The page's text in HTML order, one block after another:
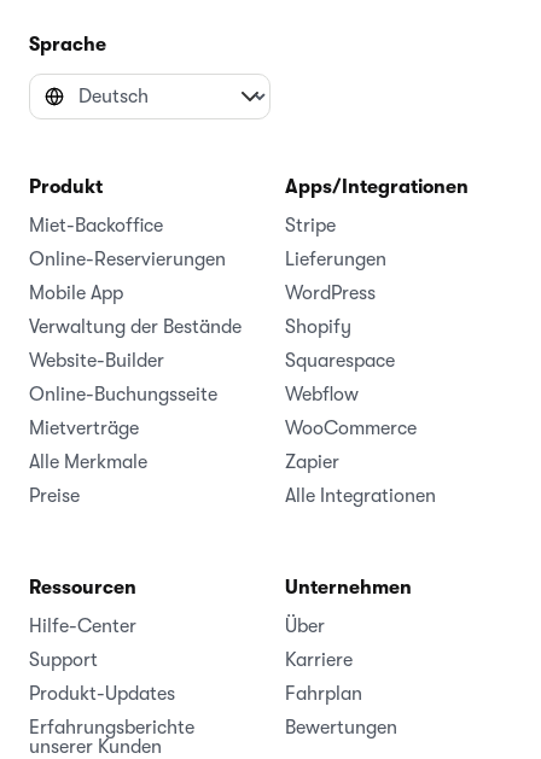
Sprache
Produkt
Miet-Backoffice
Online-Reservierungen
Mobile App
Verwaltung der Bestände
Website-Builder
Online-Buchungsseite
Mietverträge
Alle Merkmale
Preise
Apps/Integrationen
Stripe
Lieferungen
WordPress
Shopify
Squarespace
Webflow
WooCommerce
Zapier
Alle Integrationen
Ressourcen
Hilfe-Center
Support
Produkt-Updates
Erfahrungsberichte
unserer Kunden
Unternehmen
Über
Karriere
Fahrplan
Bewertungen